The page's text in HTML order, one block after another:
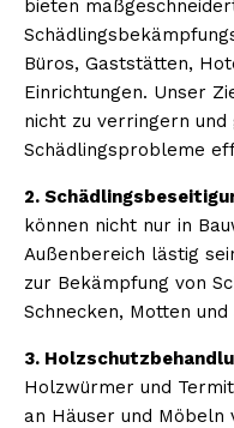
bieten
Büros, Gaststätten,
Einrichtungen. Unser
nicht zu verringern und
Schädlingsprobleme
2.
können nicht nur in
Außenbereich lästig
zur Bekämpfung von
Schnecken, Motten
3.
Holzwürmer und
an Häuser und Möbeln